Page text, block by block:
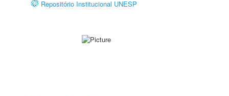
Repositório Institucional UNESP